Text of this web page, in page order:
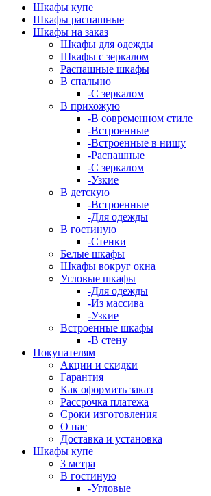
Шкафы купе
Шкафы распашные
Шкафы на заказ
Шкафы для одежды
Шкафы с зеркалом
Распашные шкафы
В спальню
-С зеркалом
В прихожую
-В современном стиле
-Встроенные
-Встроенные в нишу
-Распашные
-С зеркалом
-Узкие
В детскую
-Встроенные
-Для одежды
В гостиную
-Стенки
Белые шкафы
Шкафы вокруг окна
Угловые шкафы
-Для одежды
-Из массива
-Узкие
Встроенные шкафы
-В стену
Покупателям
Акции и скидки
Гарантия
Как оформить заказ
Рассрочка платежа
Сроки изготовления
О нас
Доставка и установка
Шкафы купе
3 метра
В гостиную
-Угловые